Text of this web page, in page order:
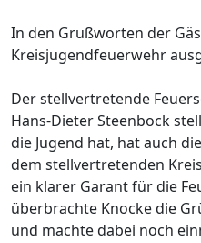
In den Grußworten der
Kreisjugendfeuerwehr
Der stellvertretende
Hans-Dieter Steenbock
die Jugend hat, hat auch
dem stellvertretenden
ein klarer Garant für die
überbrachte Knocke die
und machte dabei noch